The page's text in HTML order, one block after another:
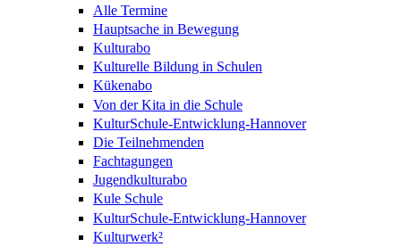
Alle Termine
Hauptsache in Bewegung
Kulturabo
Kulturelle Bildung in Schulen
Kükenabo
Von der Kita in die Schule
KulturSchule-Entwicklung-Hannover
Die Teilnehmenden
Fachtagungen
Jugendkulturabo
Kule Schule
KulturSchule-Entwicklung-Hannover
Kulturwerk²